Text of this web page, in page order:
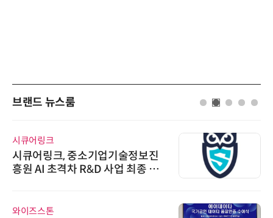
브랜드 뉴스룸
시큐어링크
시큐어링크, 중소기업기술정보진
흥원 AI 초격차 R&D 사업 최종 선
와이즈스톤